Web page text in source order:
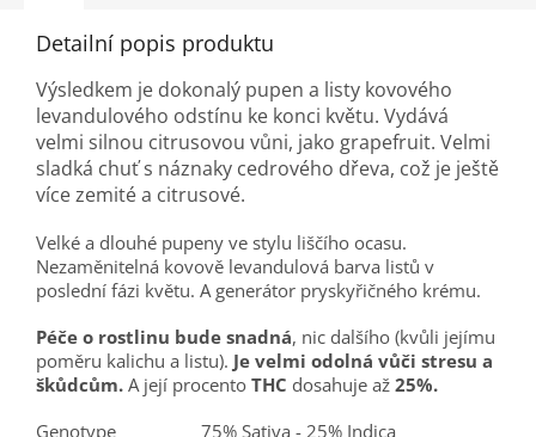
Detailní popis produktu
Výsledkem je dokonalý pupen a listy kovového
levandulového odstínu ke konci květu. Vydává
velmi silnou citrusovou vůni, jako grapefruit. Velmi
sladká chuť s náznaky cedrového dřeva, což je ještě
více zemité a citrusové.
Velké a dlouhé pupeny ve stylu liščího ocasu.
Nezaměnitelná kovově levandulová barva listů v
poslední fázi květu. A generátor pryskyřičného krému.
Péče o rostlinu bude snadná, nic dalšího (kvůli jejímu
poměru kalichu a listu). Je velmi odolná vůči stresu a
škůdcům. A její procento THC dosahuje až 25%.
Genotype
75% Sativa - 25% Indica